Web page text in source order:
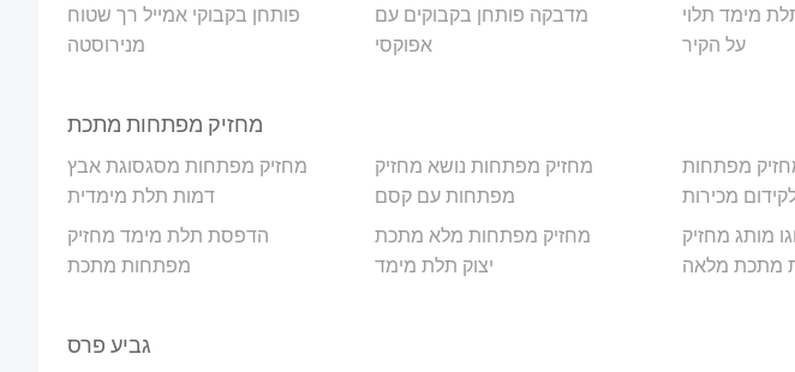
פותחן בקבוקי אמייל רך שטוח
מנירוסטה
מדבקה פותחן בקבוקים עם
אפוקסי
מימד תלוי
על הקיר
מחזיק מפתחות מתכת
מחזיק מפתחות מסגסוגת אבץ
דמות תלת מימדית
מחזיק מפתחות נושא מחזיק
מפתחות עם קסם
מפתחות
מכירות
הדפסת תלת מימד מחזיק
מפתחות מתכת
מחזיק מפתחות מלא מתכת
יצוק תלת מימד
מותג מחזיק
מתכת מלאה
גביע פרס